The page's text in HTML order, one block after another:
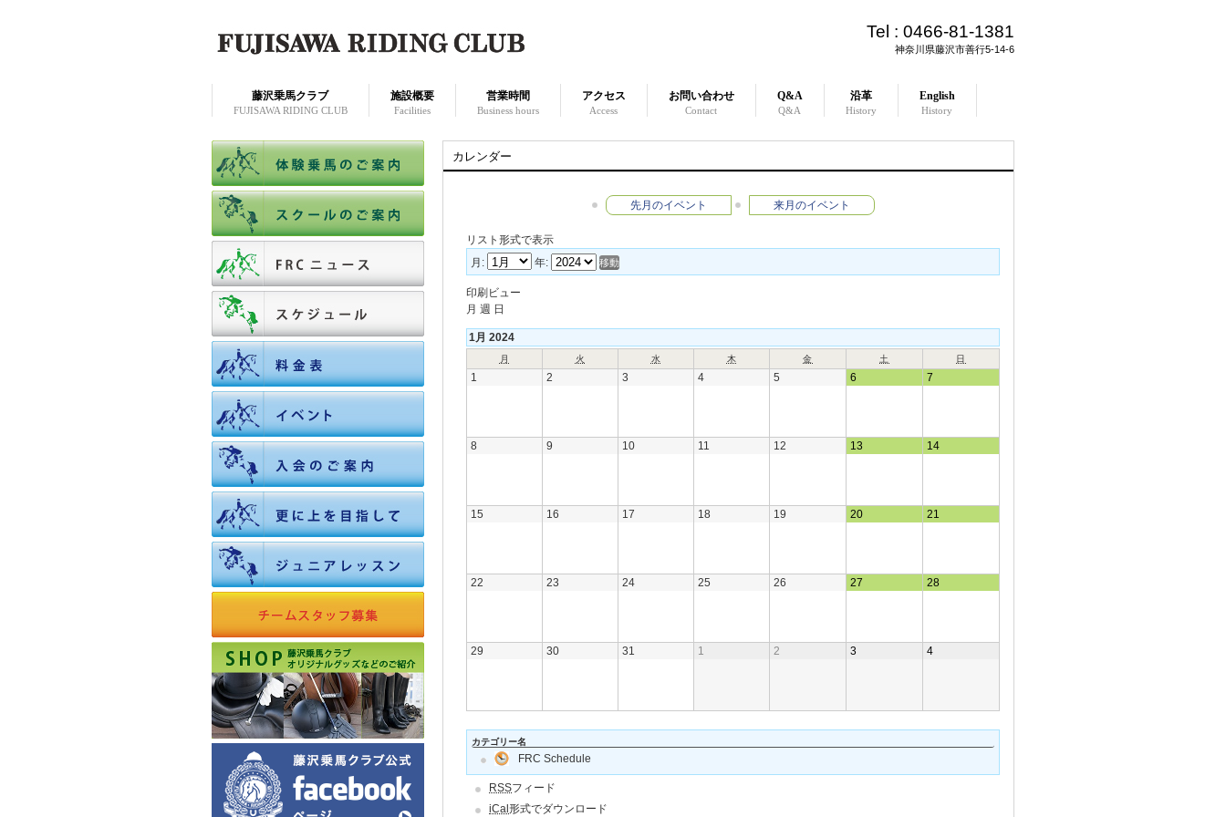
Tel : 0466-81-1381
神奈川県藤沢市善行5-14-6
藤沢乗馬クラブ
FUJISAWA RIDING CLUB
施設概要
Facilities
営業時間
Business hours
アクセス
Access
お問い合わせ
Contact
Q&A
Q&A
沿革
History
English
History
カレンダー
先月のイベント 来月のイベント
リスト形式で表示
月:
年:
印刷ビュー
月 週 日
1月 2024
月 火 水 木 金 土 日
1 2 3 4 5 6 7
8 9 10 11 12 13 14
15 16 17 18 19 20 21
22 23 24 25 26 27 28
29 30 31 1 2 3 4
カテゴリー名
FRC Schedule
RSSフィード
iCal 形式でダウンロード